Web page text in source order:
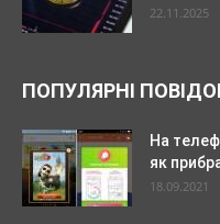
22.11.2025
ПОПУЛЯРНІ
На
як
18.09.2021